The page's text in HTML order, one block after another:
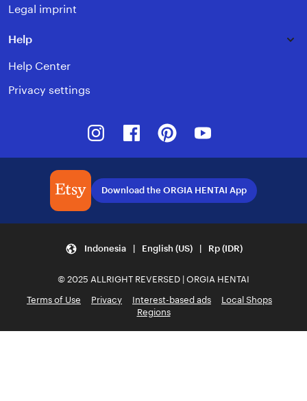
Legal imprint
Help
Help Center
Privacy settings
InstagramFacebookPinterest
Download the ORGIA HENTAI App
Indonesia | English (US) | Rp (IDR)
© 2025 ALLRIGHT REVERSED | ORGIA HENTAI
Terms of Use
Privacy Interest-based ads
Local Shops
Regions